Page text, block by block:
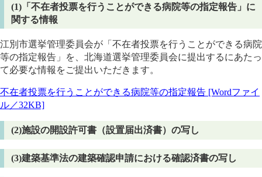
(1)「不在者投票を行うことができる病院等の指定報告」に
関する情報
江別市選挙管理委員会が「不在者投票を行うことができる病院
等の指定報告」を、北海道選挙管理委員会に提出するにあたっ
て必要な情報をご提出いただきます。
不在者投票を行うことができる病院等の指定報告 [Wordファイ
ル／32KB]
(2)施設の開設許可書（設置届出済書）の写し
(3)建築基準法の建築確認申請における確認済書の写し